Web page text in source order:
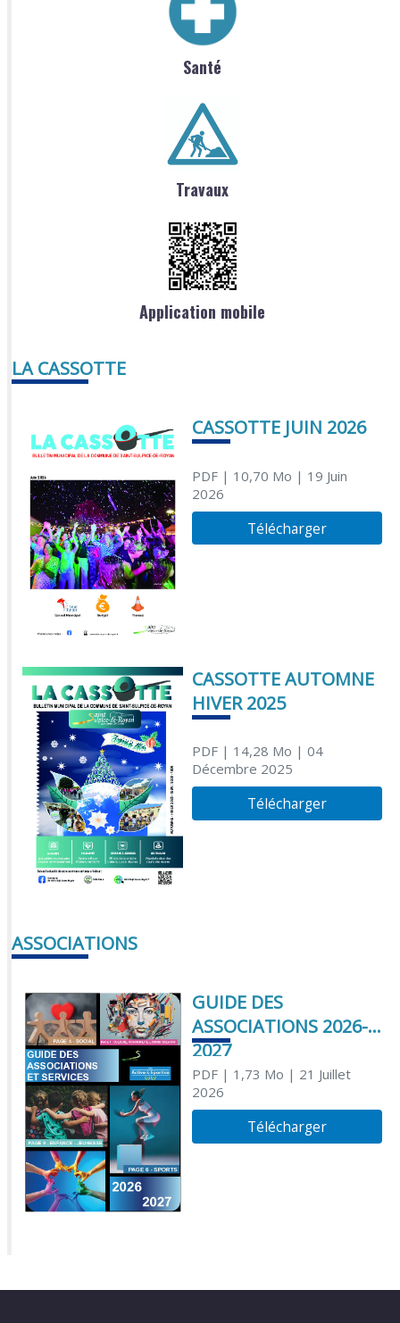
Santé
Travaux
Application mobile
LA CASSOTTE
CASSOTTE JUIN 2026
PDF| 10,70 Mo | 19 Juin
2026
Télécharger
CASSOTTE AUTOMNE
HIVER 2025
PDF| 14,28 Mo | 04
Décembre 2025
Télécharger
ASSOCIATIONS
GUIDE DES
ASSOCIATIONS 2026-
2027
PDF| 1,73 Mo | 21 Juillet
2026
Télécharger